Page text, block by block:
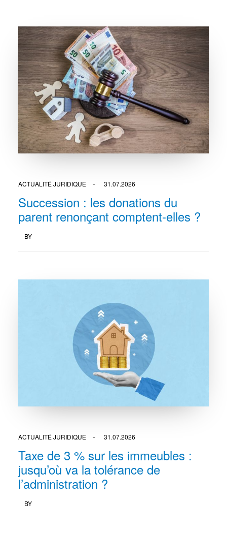
ACTUALITÉ JURIDIQUE 31.07.2026
Succession : les donations du
parent renonçant comptent-elles ?
BY
ACTUALITÉ JURIDIQUE 31.07.2026
Taxe de 3 % sur les immeubles :
jusqu’où va la tolérance de
l’administration ?
BY